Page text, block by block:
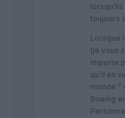
toujours
Lorsque
(je vous
importe
qu’il en
monde ”
Boeing